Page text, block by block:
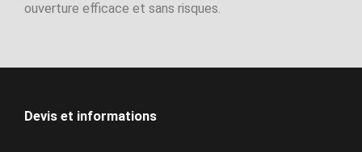
ouverture efficace et sans risques.
Devis et informations